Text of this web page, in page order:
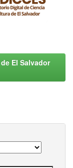
El Salvador